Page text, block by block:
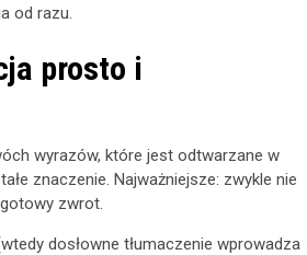
od razu.
prosto i
wyrazów, które jest odtwarzane w
znaczenie. Najważniejsze: zwykle nie
zwrot.
dosłowne tłumaczenie wprowadza